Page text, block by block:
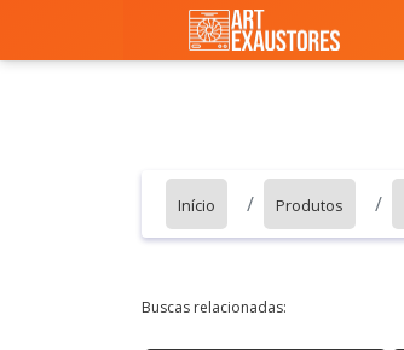
Início Produtos
Buscas relacionadas: